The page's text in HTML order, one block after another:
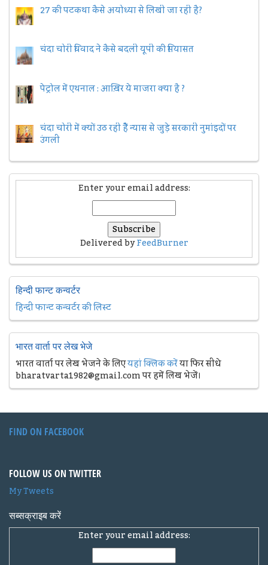
27 की पटकथा कैसे अयोध्या से लिखी जा रही है?
चंदा चोरी विवाद ने कैसे बदली यूपी की सियासत
पेट्रोल में एथनाल : आख़िर ये माजरा क्या है ?
चंदा चोरी में क्यों उठ रही हैैं न्यास से जुड़े सरकारी नुमांइदों पर
उंगली
Enter your email address:
Delivered byFeedBurner
हिन्दी फान्ट कन्वर्टर
हिन्दी फान्ट कन्वर्टर की लिस्ट
भारत वार्ता पर लेख भेजे
भारत वार्ता पर लेख भेजने के लिएयहां क्लिक करेंया फिर सीधे
bharatvarta1982@gmail.com पर हमें लिख भेजें।
FIND ON FACEBOOK
FOLLOW US ON TWITTER
My Tweets
सब्सक्राइब करें
Enter your email address: